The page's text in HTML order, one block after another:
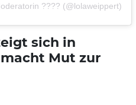
???? (@lolaweippert)
sich in
Mut zur